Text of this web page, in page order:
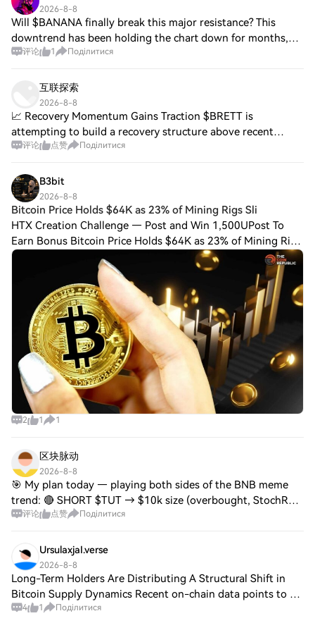
2026-8-8
Will $BANANA finally break this major resistance? This
downtrend has been holding the chart down for months,
and now price is pressing right into it again around $3.55.
评论 1 Поділитися
互联探索
2026-8-8
📈 Recovery Momentum Gains Traction $BRETT is
attempting to build a recovery structure above recent
demand. Reclaiming the local high would provide stronger
评论 点赞 Поділитися
B3bit
2026-8-8
Bitcoin Price Holds $64K as 23% of Mining Rigs Sli
HTX Creation Challenge — Post and Win 1,500UPost To
Earn Bonus Bitcoin Price Holds $64K as 23% of Mining Rigs
Slip Into Daily Losses Key Insights The Bitcoin (BTC) price
holds near $64,745 as 22.7% of
2 1 1
区块脉动
2026-8-8
🎯 My plan today — playing both sides of the BNB meme
trend: 🔴 SHORT $TUT → $10k size (overbought, StochRSI
100, due for a pullback) 🟢 LONG $MUBARAK → $50k size
评论 点赞 Поділитися
UrsulaxjaI.verse
2026-8-8
Long-Term Holders Are Distributing A Structural Shift in
Bitcoin Supply Dynamics Recent on-chain data points to a
clear change in Bitcoin supply dynamics as long-term
4 1 Поділитися